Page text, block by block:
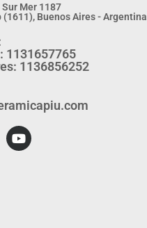
Mer 1187
(1611), Buenos Aires - Argentina
1131657765
1136856252